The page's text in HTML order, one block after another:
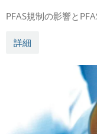
PFAS規制の影響と
詳細